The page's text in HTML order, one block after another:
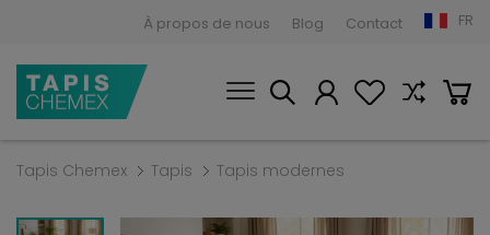
À propos de nous Blog Contact FR
Tapis Chemex Tapis Tapis modernes